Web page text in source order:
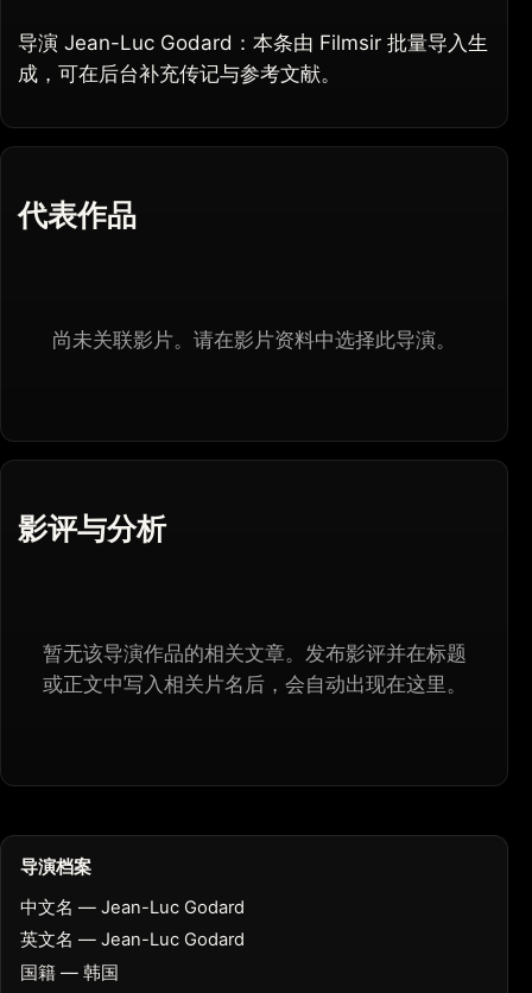
导演 Jean-Luc Godard：本条由 Filmsir 批量导入生
成，可在后台补充传记与参考文献。
代表作品
尚未关联影片。请在影片资料中选择此导演。
影评与分析
暂无该导演作品的相关文章。发布影评并在标题
或正文中写入相关片名后，会自动出现在这里。
导演档案
中文名 — Jean-Luc Godard
英文名 — Jean-Luc Godard
国籍 — 韩国